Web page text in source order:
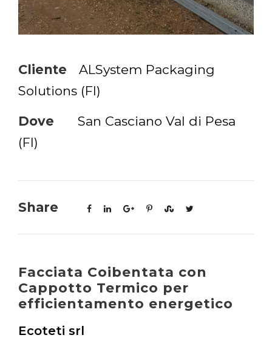
Cliente
ALSystem Packaging
Solutions (FI)
Dove
San Casciano Val di Pesa
(FI)
Share
Facciata Coibentata con
Cappotto Termico per
efficientamento energetico
Ecoteti srl